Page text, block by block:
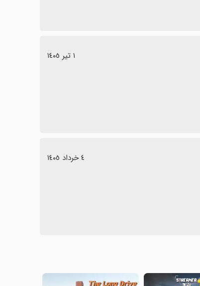
١ تیر ١٤٠٥
٤ خرداد ١٤٠٥